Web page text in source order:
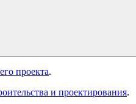
проекта.
и проектирования.